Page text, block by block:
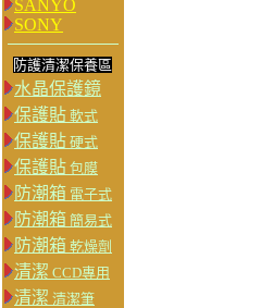
SANYO
SONY
防護清潔保養區
水晶保護鏡
保護貼 軟式
保護貼 硬式
保護貼 包膜
防潮箱 電子式
防潮箱 簡易式
防潮箱 乾燥劑
清潔 CCD專用
清潔 清潔筆